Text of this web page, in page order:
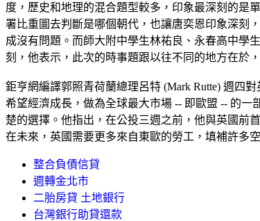
度，歷史和地理的混合題型較多，印象最深刻的是
署比重圖去判斷是哪個朝代，也讓唐奕恩印象深刻
成沒有問題。而師大附中學生林祐良、永春高中學
刻，他表示，此次的時事題跟以往不同的地方在於
鉅亨網編譯郭照青荷蘭總理呂特 (Mark Rutte) 週四
希望經濟成長，做為全球最大市場 -- 即歐盟 -- 的
楚的選擇。他指出，在公投三週之前，他與英國前
在未來，英國需要更多來自東歐的勞工，填補許多空
整合負債信貸
週轉金北市
二胎房貸 土地銀行
台灣銀行助貸還款